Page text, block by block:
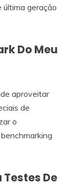
última geração
Do Meu
aproveitar
de
o
Testes De